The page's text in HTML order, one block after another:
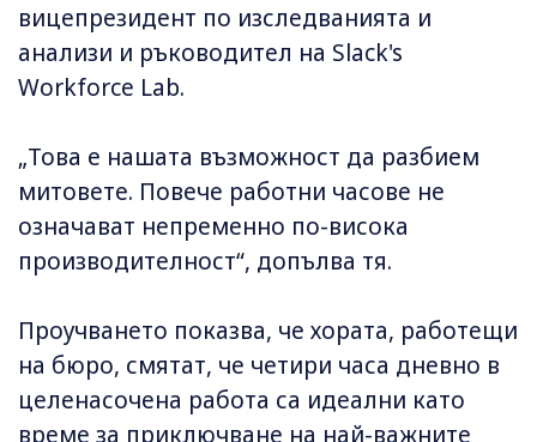
вицепрезидент по изследванията и
анализи и ръководител на Slack's
Workforce Lab.
„Това е нашата възможност да разбием
митовете. Повече работни часове не
означават непременно по-висока
производителност“, допълва тя.
Проучването показва, че хората, работещи
на бюро, смятат, че четири часа дневно в
целенасочена работа са идеални като
време за приключване на най-важните